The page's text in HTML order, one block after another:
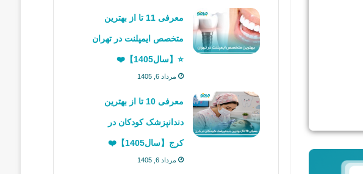
معرفی 11 تا از بهترین
متخصص ایمپلنت در تهران
⭐【سال1405】❤️
مرداد 6, 1405
معرفی 10 تا از بهترین
دندانپزشک کودکان در
کرج【سال1405】❤️
مرداد 6, 1405